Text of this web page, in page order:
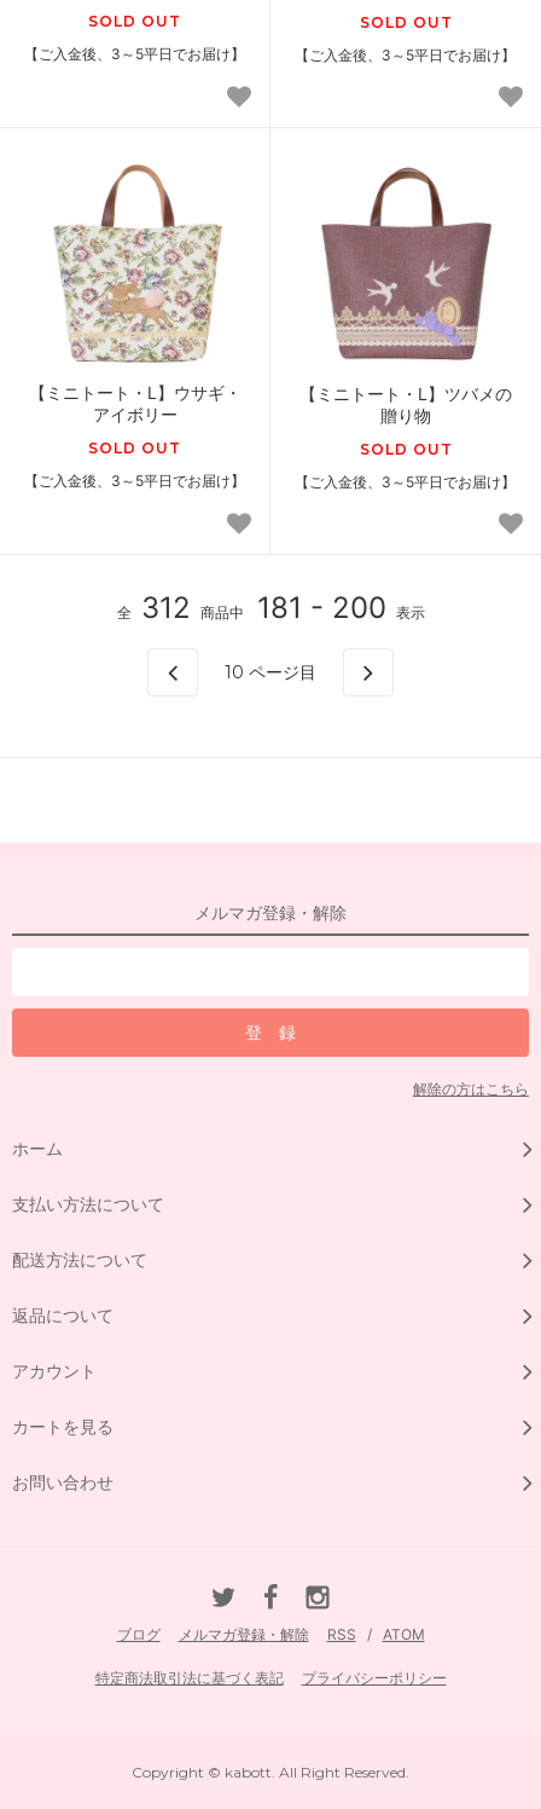
SOLD OUT
【ご入金後、3～5平日でお届け】
SOLD OUT
【ご入金後、3～5平日でお届け】
【ミニトート・L】ウサギ・
アイボリー
SOLD OUT
【ご入金後、3～5平日でお届け】
【ミニトート・L】ツバメの
贈り物
SOLD OUT
【ご入金後、3～5平日でお届け】
全 312 商品中 181 - 200 表示
10 ページ目
メルマガ登録・解除
解除の方はこちら
ホーム
支払い方法について
配送方法について
返品について
アカウント
カートを見る
お問い合わせ
ブログ メルマガ登録・解除 RSS / ATOM
特定商法取引法に基づく表記 プライバシーポリシー
Copyright © kabott. All Right Reserved.